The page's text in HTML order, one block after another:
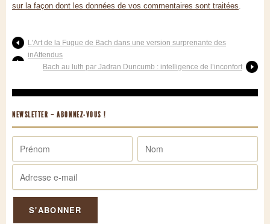
sur la façon dont les données de vos commentaires sont traitées
L'Art de la Fugue de Bach dans une version surprenante des
inAttendus
Bach au luth par Jadran Duncumb : intelligence de l’inconfort
NEWSLETTER – ABONNEZ-VOUS !